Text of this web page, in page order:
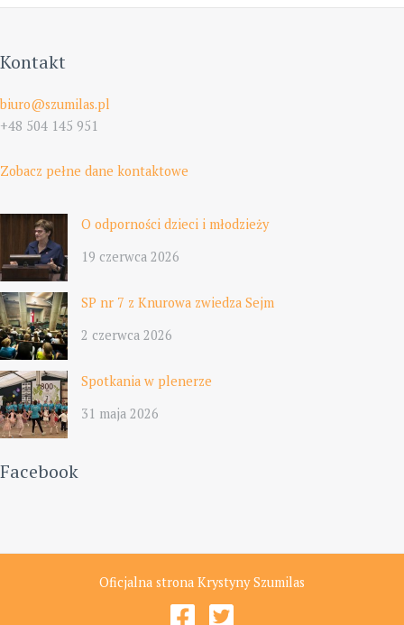
Kontakt
biuro@szumilas.pl
+48 504 145 951
Zobacz pełne dane kontaktowe
O odporności dzieci i młodzieży
19 czerwca 2026
SP nr 7 z Knurowa zwiedza Sejm
2 czerwca 2026
Spotkania w plenerze
31 maja 2026
Facebook
Oficjalna strona Krystyny Szumilas